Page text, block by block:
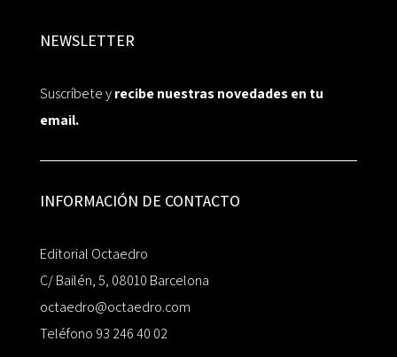
NEWSLETTER
Suscríbete yrecibe nuestras novedades en tu
email.
INFORMACIÓN DE CONTACTO
Editorial Octaedro
C/ Bailén, 5, 08010 Barcelona
octaedro@octaedro.com
Teléfono 93 246 40 02